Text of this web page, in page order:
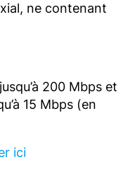
ne contenant
200 Mbps et
15 Mbps (en
ici